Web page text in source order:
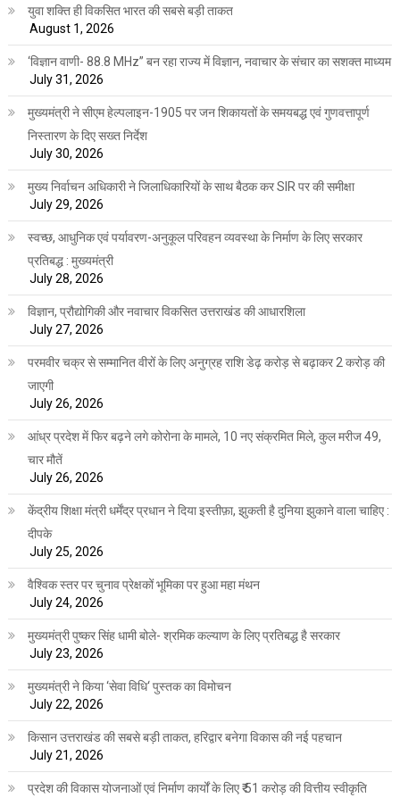
युवा शक्ति ही विकसित भारत की सबसे बड़ी ताकत
August 1, 2026
‘विज्ञान वाणी- 88.8 MHz” बन रहा राज्य में विज्ञान, नवाचार के संचार का सशक्त माध्यम
July 31, 2026
मुख्यमंत्री ने सीएम हेल्पलाइन-1905 पर जन शिकायतों के समयबद्ध एवं गुणवत्तापूर्ण
निस्तारण के दिए सख्त निर्देश
July 30, 2026
मुख्य निर्वाचन अधिकारी ने जिलाधिकारियों के साथ बैठक कर SIR पर की समीक्षा
July 29, 2026
स्वच्छ, आधुनिक एवं पर्यावरण-अनुकूल परिवहन व्यवस्था के निर्माण के लिए सरकार
प्रतिबद्ध : मुख्यमंत्री
July 28, 2026
विज्ञान, प्रौद्योगिकी और नवाचार विकसित उत्तराखंड की आधारशिला
July 27, 2026
परमवीर चक्र से सम्मानित वीरों के लिए अनुग्रह राशि डेढ़ करोड़ से बढ़ाकर 2 करोड़ की
जाएगी
July 26, 2026
आंध्र प्रदेश में फिर बढ़ने लगे कोरोना के मामले, 10 नए संक्रमित मिले, कुल मरीज 49,
चार मौतें
July 26, 2026
केंद्रीय शिक्षा मंत्री धर्मेंद्र प्रधान ने दिया इस्तीफ़ा, झुकती है दुनिया झुकाने वाला चाहिए :
दीपके
July 25, 2026
वैश्विक स्तर पर चुनाव प्रेक्षकों भूमिका पर हुआ महा मंथन
July 24, 2026
मुख्यमंत्री पुष्कर सिंह धामी बोले- श्रमिक कल्याण के लिए प्रतिबद्ध है सरकार
July 23, 2026
मुख्यमंत्री ने किया ‘सेवा विधि‘ पुस्तक का विमोचन
July 22, 2026
किसान उत्तराखंड की सबसे बड़ी ताकत, हरिद्वार बनेगा विकास की नई पहचान
July 21, 2026
प्रदेश की विकास योजनाओं एवं निर्माण कार्यों के लिए ₹ 51 करोड़ की वित्तीय स्वीकृति